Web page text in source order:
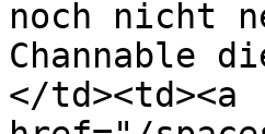
noch nicht
Channable
</td><td><a